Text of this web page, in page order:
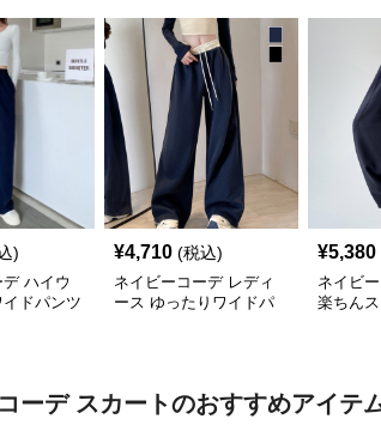
)
ハイウ
ドパンツ
¥4,710 (税込)
ネイビーコーデ レディ
ース ゆったりワイドパ
¥5,380
ネイビ
楽ちん
ーデ スカートのおすすめアイテ